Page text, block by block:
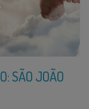
SÃO JOÃO